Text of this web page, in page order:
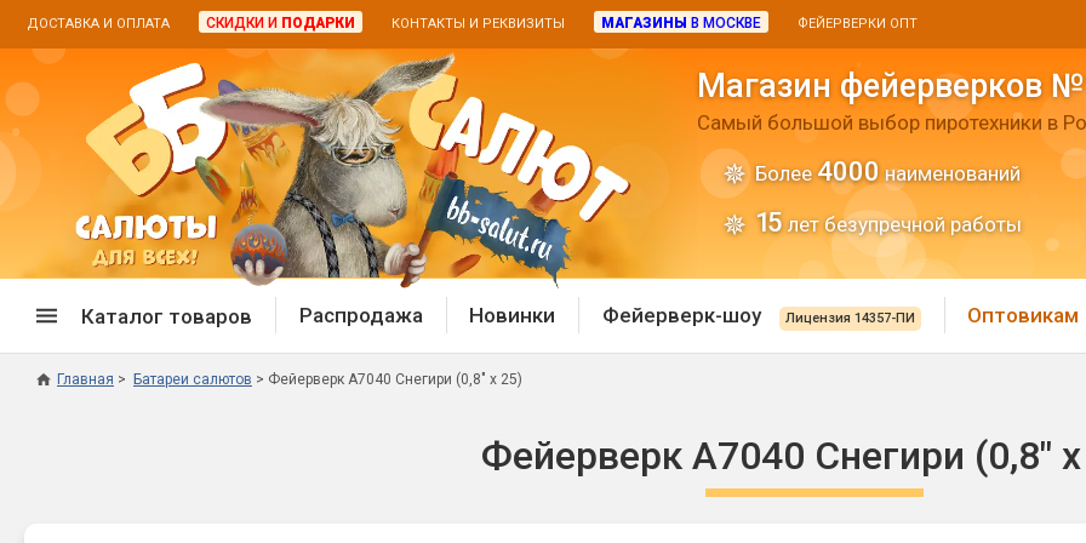
ДОСТАВКА И ОПЛАТА СКИДКИ И ПОДАРКИ КОНТАКТЫ И РЕКВИЗИТЫ МАГАЗИНЫ В МОСКВЕ ФЕЙЕРВЕРКИ ОПТ
Магазин фейерверков
Самый большой выбор пиротехники в
Более 4000наименований
15 лет безупречной работы
Каталог товаров
Дневные батареи
Хлопушки и
Распродажа Новинки Фейерверк-шоу Лицензия 14357-ПИ Оптовикам
Главная Батареи салютов Фейерверк А7040 Снегири (0,8" х 25)
Фейерверк А7040 Снегири (0,8"